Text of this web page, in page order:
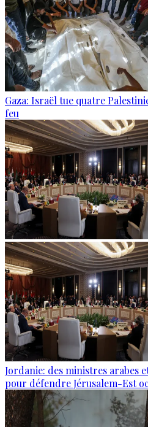
Gaza: Israël tue quatre
feu
Jordanie: des ministres arabes
pour défendre Jérusalem-Est